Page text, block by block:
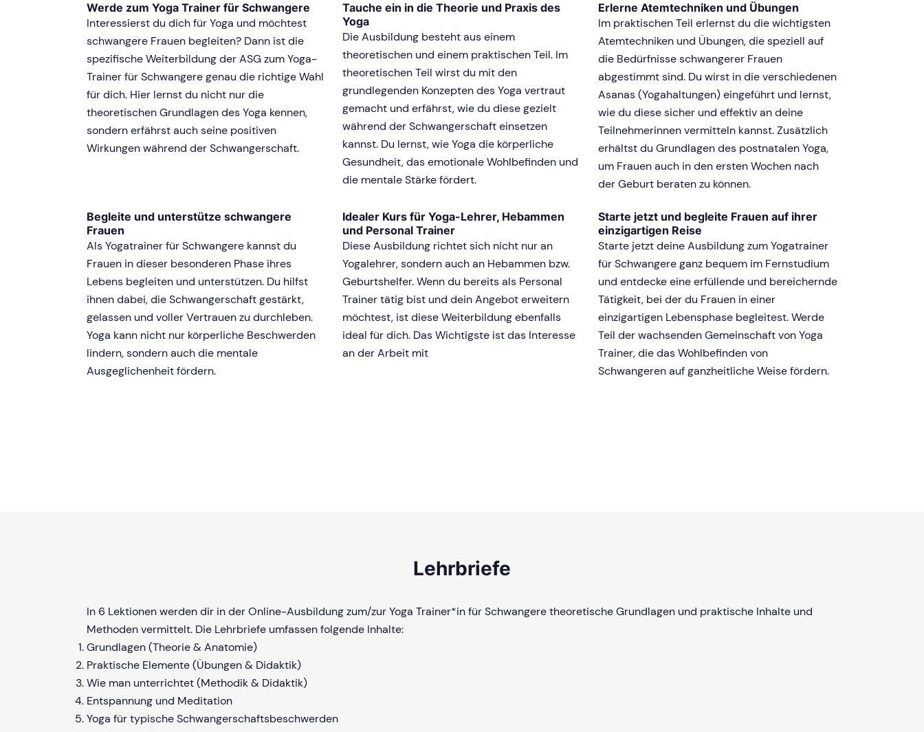
Werde zum Yoga Trainer für Schwangere
Interessierst du dich für Yoga und möchtest
schwangere Frauen begleiten? Dann ist die
spezifische Weiterbildung der ASG zum Yoga-
Trainer für Schwangere genau die richtige Wahl
für dich. Hier lernst du nicht nur die
theoretischen Grundlagen des Yoga kennen,
sondern erfährst auch seine positiven
Wirkungen während der Schwangerschaft.
Tauche ein in die Theorie und Praxis des
Yoga
Die Ausbildung besteht aus einem
theoretischen und einem praktischen Teil. Im
theoretischen Teil wirst du mit den
grundlegenden Konzepten des Yoga vertraut
gemacht und erfährst, wie du diese gezielt
während der Schwangerschaft einsetzen
kannst. Du lernst, wie Yoga die körperliche
Gesundheit, das emotionale Wohlbefinden und
die mentale Stärke fördert.
Erlerne Atemtechniken und Übungen
Im praktischen Teil erlernst du die wichtigsten
Atemtechniken und Übungen, die speziell auf
die Bedürfnisse schwangerer Frauen
abgestimmt sind. Du wirst in die verschiedenen
Asanas (Yogahaltungen) eingeführt und lernst,
wie du diese sicher und effektiv an deine
Teilnehmerinnen vermitteln kannst. Zusätzlich
erhältst du Grundlagen des postnatalen Yoga,
um Frauen auch in den ersten Wochen nach
der Geburt beraten zu können.
Begleite und unterstütze schwangere
Frauen
Als Yogatrainer für Schwangere kannst du
Frauen in dieser besonderen Phase ihres
Lebens begleiten und unterstützen. Du hilfst
ihnen dabei, die Schwangerschaft gestärkt,
gelassen und voller Vertrauen zu durchleben.
Yoga kann nicht nur körperliche Beschwerden
lindern, sondern auch die mentale
Ausgeglichenheit fördern.
Idealer Kurs für Yoga-Lehrer, Hebammen
und Personal Trainer
Diese Ausbildung richtet sich nicht nur an
Yogalehrer, sondern auch an Hebammen bzw.
Geburtshelfer. Wenn du bereits als Personal
Trainer tätig bist und dein Angebot erweitern
möchtest, ist diese Weiterbildung ebenfalls
ideal für dich. Das Wichtigste ist das Interesse
an der Arbeit mit
Starte jetzt und begleite Frauen auf ihrer
einzigartigen Reise
Starte jetzt deine Ausbildung zum Yogatrainer
für Schwangere ganz bequem im Fernstudium
und entdecke eine erfüllende und bereichernde
Tätigkeit, bei der du Frauen in einer
einzigartigen Lebensphase begleitest. Werde
Teil der wachsenden Gemeinschaft von Yoga
Trainer, die das Wohlbefinden von
Schwangeren auf ganzheitliche Weise fördern.
Lehrbriefe
In 6 Lektionen werden dir in der Online-Ausbildung zum/zur Yoga Trainer*in für Schwangere theoretische Grundlagen und praktische Inhalte und
Methoden vermittelt. Die Lehrbriefe umfassen folgende Inhalte:
Grundlagen (Theorie & Anatomie)
Praktische Elemente (Übungen & Didaktik)
Wie man unterrichtet (Methodik & Didaktik)
Entspannung und Meditation
Yoga für typische Schwangerschaftsbeschwerden